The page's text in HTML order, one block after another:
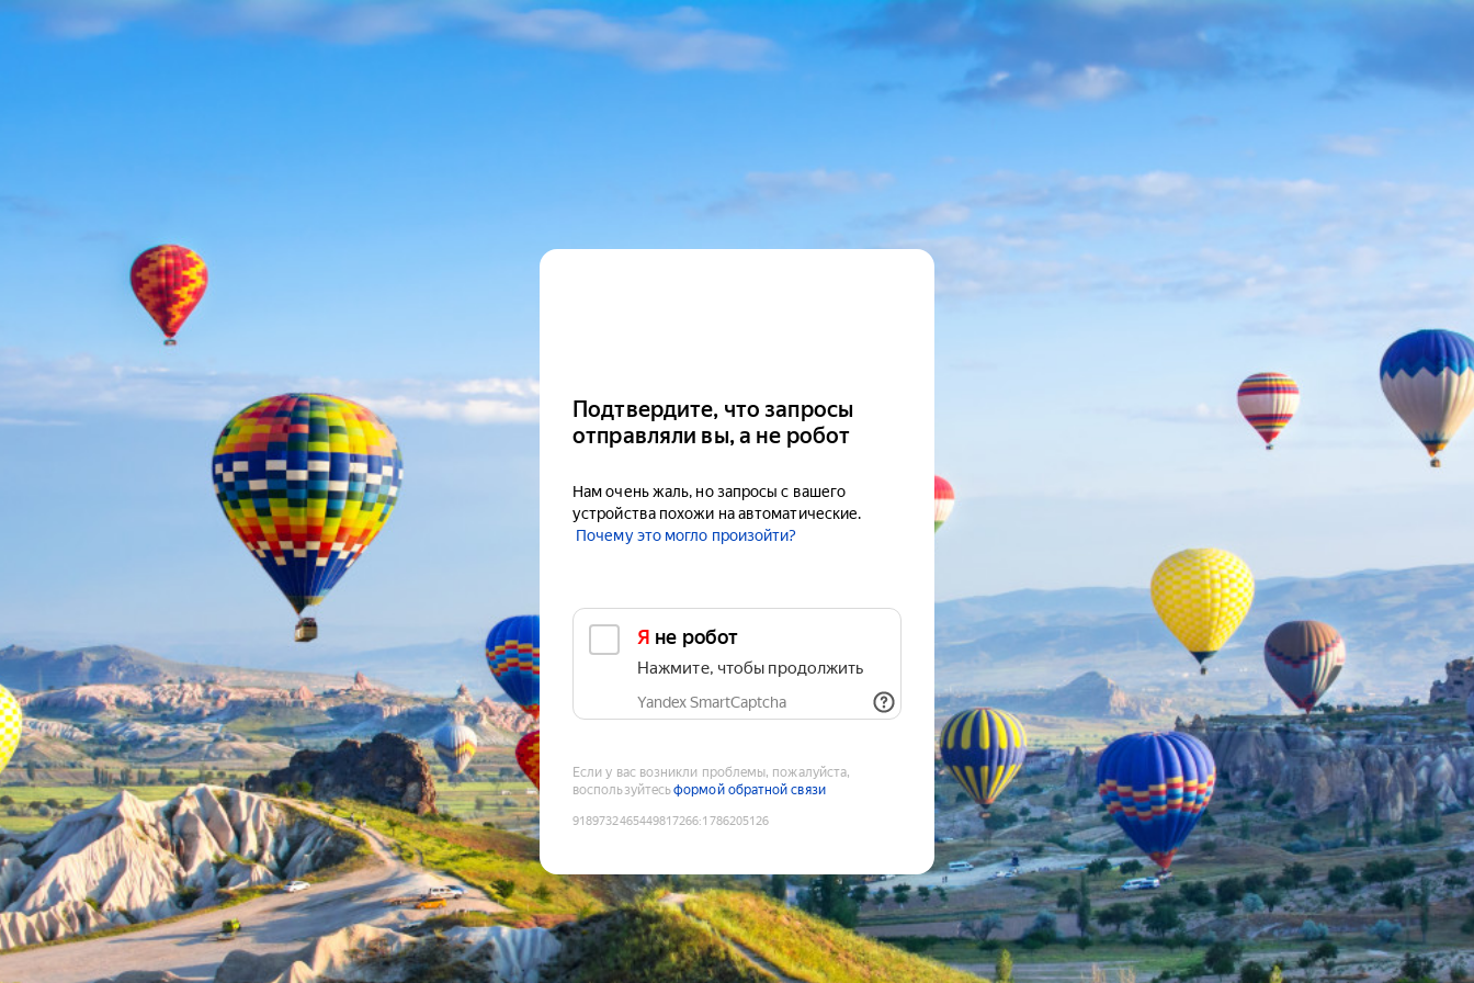
Подтвердите, что запросы
отправляли вы, а не робот
Нам очень жаль, но запросы с вашего
устройства похожи на автоматические.
Почему это могло произойти?
Я не робот
Нажмите, чтобы продолжить
Yandex SmartCaptcha
Если у вас возникли проблемы, пожалуйста,
воспользуйтесьформой обратной связи
9189732465449817266:1786205126